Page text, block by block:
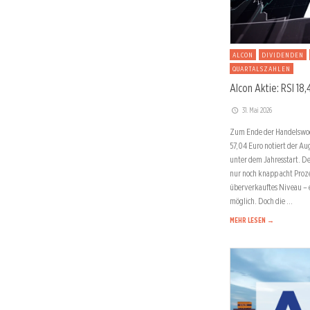
ALCON DIVIDENDEN
QUARTALSZAHLEN
Alcon Aktie: RSI
31. Mai 2026
Zum Ende der
57,04 Euro notiert der
unter dem Jahresstart.
nur noch knapp acht
überverkauftes Niveau –
möglich. Doch die …
MEHR LESEN →